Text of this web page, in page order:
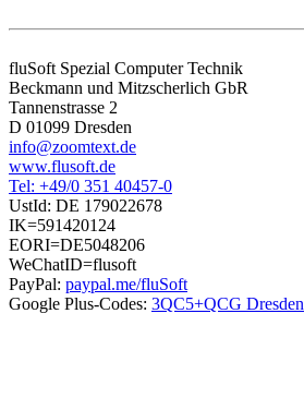
fluSoft Spezial Computer Technik
Beckmann und Mitzscherlich GbR
Tannenstrasse 2
D 01099 Dresden
info@zoomtext.de
www.flusoft.de
Tel: +49/0 351 40457-0
UstId: DE 179022678
IK=591420124
EORI=DE5048206
WeChatID=flusoft
PayPal: paypal.me/fluSoft
Google Plus-Codes: 3QC5+QCG Dresden